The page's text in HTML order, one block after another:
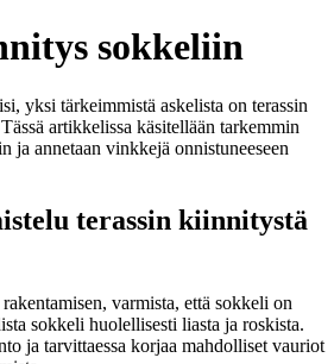
sokkeliin
yksi tärkeimmistä askelista on terassin
artikkelissa käsitellään tarkemmin
ja annetaan vinkkejä onnistuneeseen
terassin kiinnitystä
varmista, että sokkeli on
sokkeli huolellisesti liasta ja roskista.
ja tarvittaessa korjaa mahdolliset vauriot